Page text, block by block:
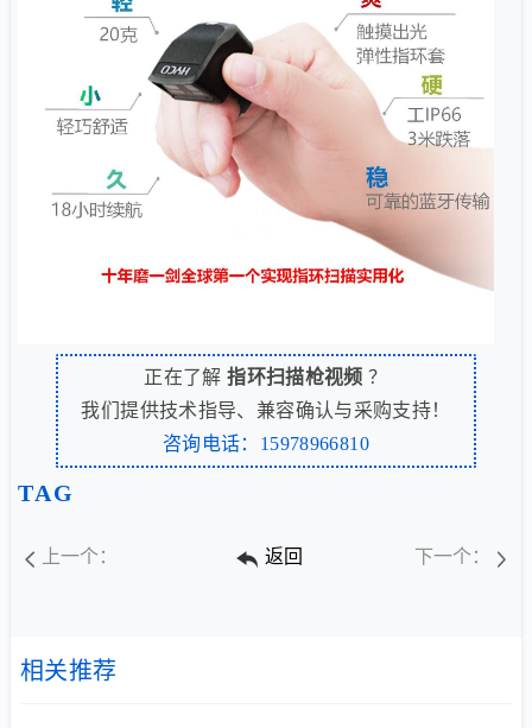
正在了解指环扫描枪视频 ？
我们提供技术指导、兼容确认与采购支持！
咨询电话：15978966810
TAG
上一个： 返回 下一个：
相关推荐